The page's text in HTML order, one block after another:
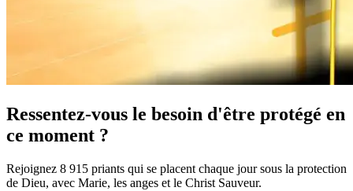
Ressentez-vous le besoin d'être protégé en
ce moment ?
Rejoignez 8 915 priants qui se placent chaque jour sous la protection
de Dieu, avec Marie, les anges et le Christ Sauveur.